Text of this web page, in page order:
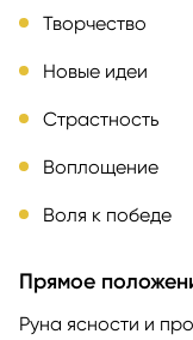
Творчество
Новые идеи
Страстность
Воплощение
Воля к победе
Прямое
Руна ясности и